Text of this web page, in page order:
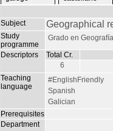
Subject Geographical
Study
programme
Grado en
Descriptors
Total Cr.
6
Teaching
language
#EnglishFriendly
Spanish
Galician
Prerequisites
Department